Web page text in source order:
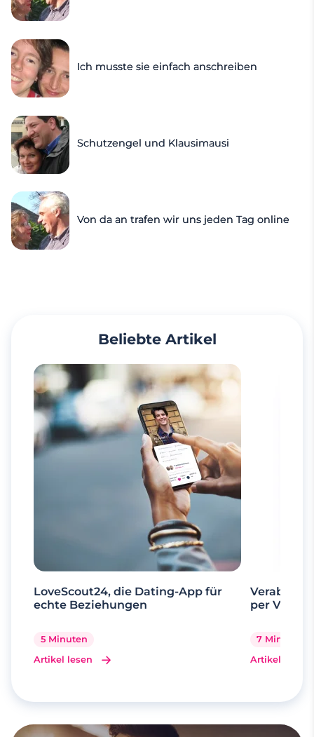
Ich musste sie einfach anschreiben
Schutzengel und Klausimausi
Von da an trafen wir uns jeden Tag online
Beliebte Artikel
LoveScout24, die Dating-App für
echte Beziehungen
5 Minuten
Artikel lesen
per
7 Minuten
Artikel lesen